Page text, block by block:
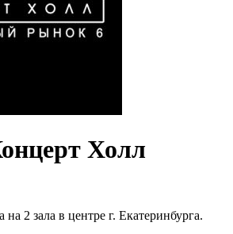
Холл
2 зала в центре г. Екатеринбурга.